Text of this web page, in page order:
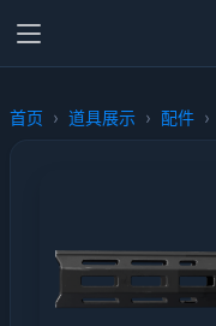
首页 道具展示 配件